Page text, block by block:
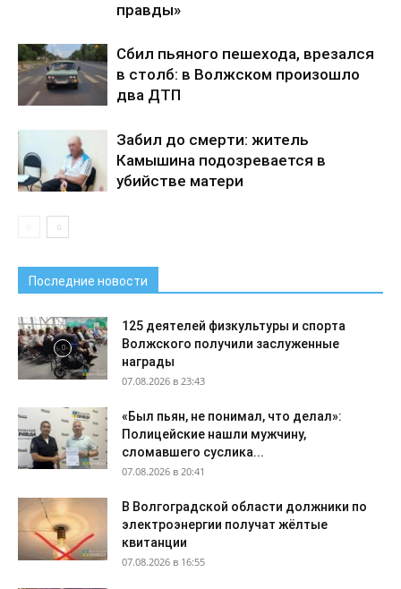
правды»
Сбил пьяного пешехода, врезался
в столб: в Волжском произошло
два ДТП
Забил до смерти: житель
Камышина подозревается в
убийстве матери
Последние новости
125 деятелей физкультуры и спорта
Волжского получили заслуженные
награды
07.08.2026 в 23:43
«Был пьян, не понимал, что делал»:
Полицейские нашли мужчину,
сломавшего суслика...
07.08.2026 в 20:41
В Волгоградской области должники по
электроэнергии получат жёлтые
квитанции
07.08.2026 в 16:55